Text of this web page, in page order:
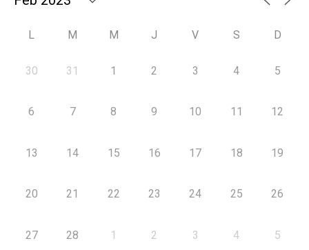
L M M J V S D
30 31 1 2 3 4 5
6 7 8 9 10 11 12
13 14 15 16 17 18 19
20 21 22 23 24 25 26
27 28 1 2 3 4 5